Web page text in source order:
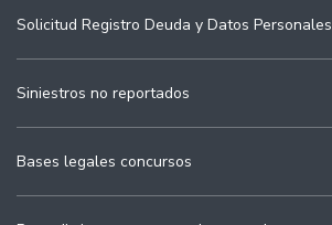
Solicitud Registro Deuda y Datos Personales
Siniestros no reportados
Bases legales concursos